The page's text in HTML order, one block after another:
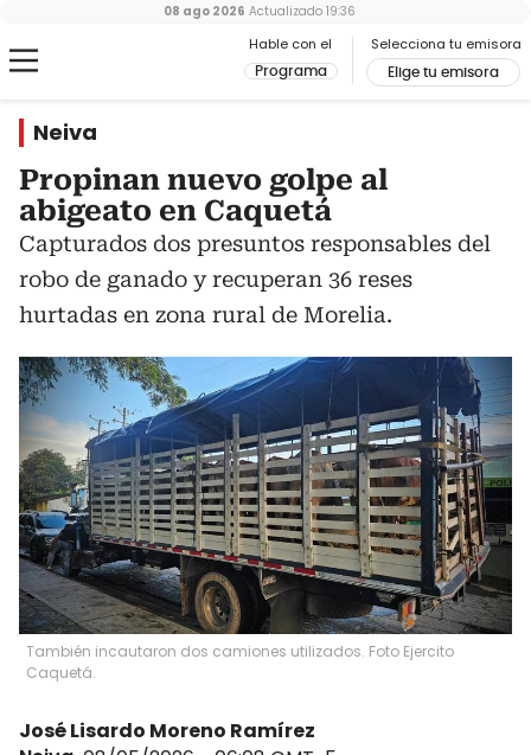
Hable con el
Programa
Selecciona tu emisora
Elige tu emisora
08 ago 2026 Actualizado 19:36
Neiva
Propinan nuevo golpe al
abigeato en Caquetá
Capturados dos presuntos responsables del
robo de ganado y recuperan 36 reses
hurtadas en zona rural de Morelia.
También incautaron dos camiones utilizados. Foto Ejercito
Caquetá.
José Lisardo Moreno Ramírez